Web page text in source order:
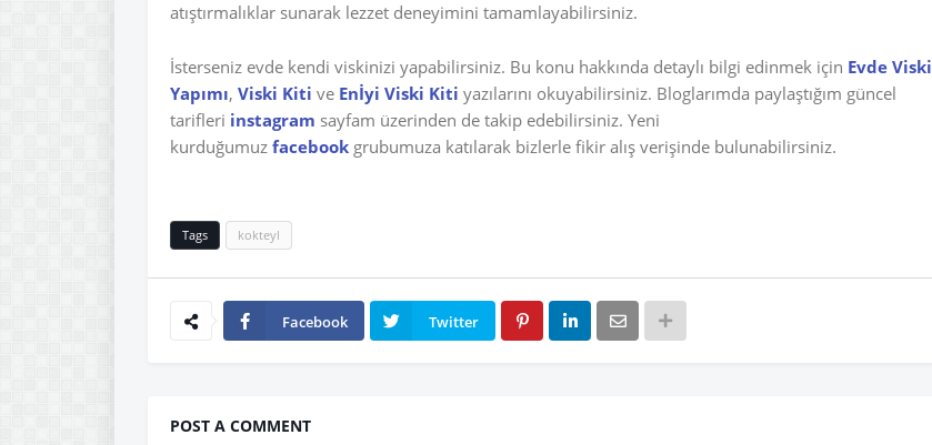
atıştırmalıklar sunarak lezzet deneyimini tamamlayabilirsiniz.
İsterseniz evde kendi viskinizi yapabilirsiniz. Bu konu hakkında detaylı bilgi edinmek için Evde Viski
Yapımı, Viski Kiti ve Enİyi Viski Kiti yazılarını okuyabilirsiniz. Bloglarımda paylaştığım güncel
tarifleri instagram sayfam üzerinden de takip edebilirsiniz. Yeni
kurduğumuz facebook grubumuza katılarak bizlerle fikir alış verişinde bulunabilirsiniz.
Tags kokteyl
Facebook Twitter
POST A COMMENT